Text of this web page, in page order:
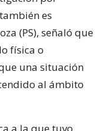
es
(PS), señaló que
física o
una situación
al ámbito